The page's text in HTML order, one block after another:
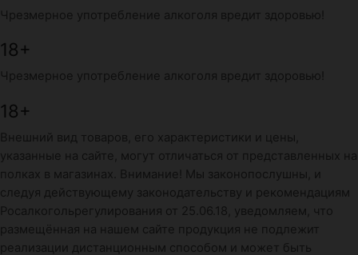
Чрезмерное употребление алкоголя вредит здоровью!
18+
Чрезмерное употребление алкоголя вредит здоровью!
18+
Внешний вид товаров, его характеристики и цены,
указанные на сайте, могут отличаться от представленных на
полках в магазинах. Внимание! Мы законопослушны, и
следуя действующему законодательству и рекомендациям
Росалкогольрегулирования от 25.06.18, уведомляем, что
размещённая на нашем сайте продукция не подлежит
реализации дистанционным способом и может быть